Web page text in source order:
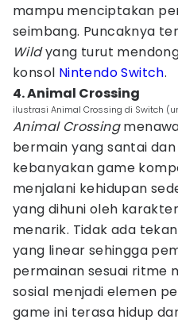
mampu menciptakan
seimbang. Puncaknya
Wildyang turut
konsol Nintendo Switch.
4. Animal Crossing
ilustrasi Animal Crossing di Switch
Animal Crossing
bermain yang santai
kebanyakan game
menjalani kehidupan
yang dihuni oleh
menarik. Tidak ada
yang linear sehingga
permainan sesuai ritme
sosial menjadi elemen
game ini terasa hidup